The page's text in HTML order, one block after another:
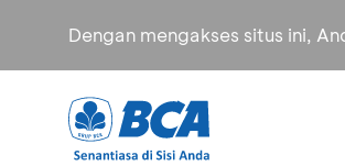
Dengan mengakses situs ini,